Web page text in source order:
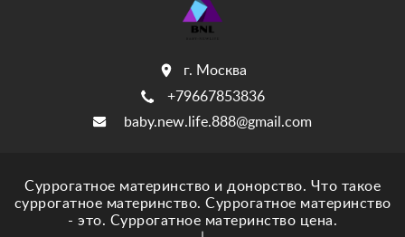
г. Москва
+79667853836
baby.new.life.888@gmail.com
Суррогатное материнство и донорство. Что такое
суррогатное материнство. Суррогатное материнство
- это. Суррогатное материнство цена.